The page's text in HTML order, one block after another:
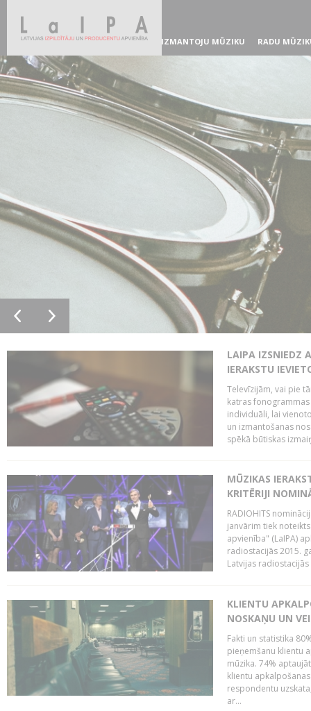
IZMANTOJU MŪZIKU RADU
LAIPA IZSNIEDZ
IERAKSTU
Televīzijām, vai pie
katras
individuāli, lai
un izmantošanas
spēkā būtiskas
MŪZIKAS
KRITĒRIJI
RADIOHITS
janvārim tiek
apvienība" (LaIPA)
radiostacijās 2015.
Latvijas
KLIENTU
NOSKAŅU UN
Fakti un statistika
pieņemšanu klientu
mūzika. 74%
klientu
respondentu
ar...